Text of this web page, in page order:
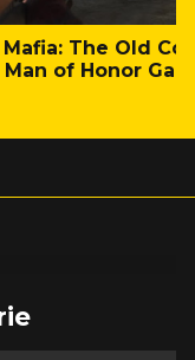
Mafia: The Old
Man of Honor